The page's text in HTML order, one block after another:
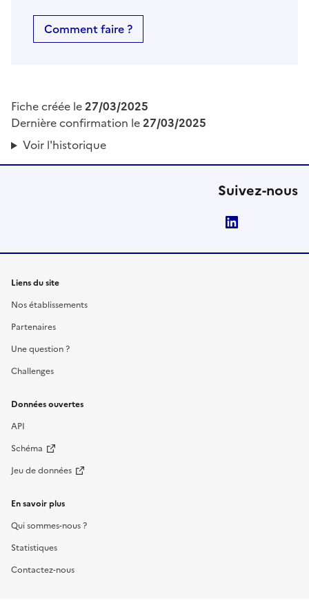
Comment faire ?
Fiche créée le27/03/2025
Dernière confirmation le27/03/2025
Voir l'historique
Suivez-nous
Liens du site
Nos établissements
Partenaires
Une question ?
Challenges
Données ouvertes
API
Schéma
Jeu de données
En savoir plus
Qui sommes-nous ?
Statistiques
Contactez-nous